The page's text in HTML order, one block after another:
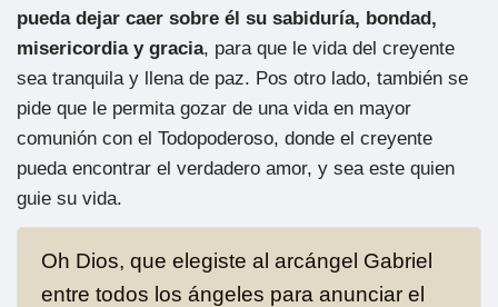
pueda dejar caer sobre él su sabiduría, bondad,
misericordia y gracia, para que le vida del creyente
sea tranquila y llena de paz. Pos otro lado, también se
pide que le permita gozar de una vida en mayor
comunión con el Todopoderoso, donde el creyente
pueda encontrar el verdadero amor, y sea este quien
guie su vida.
Oh Dios, que elegiste al arcángel Gabriel
entre todos los ángeles para anunciar el